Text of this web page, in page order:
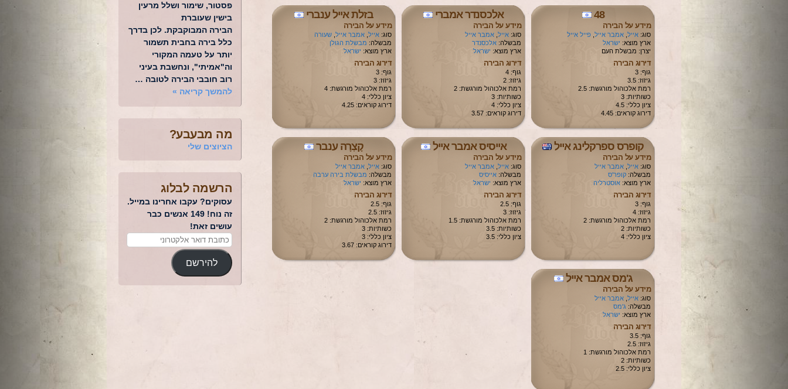
48
מידע על הבירה
סוג: אייל אמבר אייל פייל אייל
ארץ מוצא: ישראל
יצרן: מבשלת העם
דירוג הבירה
גוף: 3
גיזוז: 3.5
רמת אלכוהול מורגשת: 2.5
כשותיות: 3
ציון כללי: 4.5
דירוג קוראים: 4.45
אלכסנדר אמברי
מידע על הבירה
סוג: אייל אמבר אייל
מבשלה: אלכסנדר
ארץ מוצא: ישראל
דירוג הבירה
גוף: 4
גיזוז: 2
רמת אלכוהול מורגשת: 2
כשותיות: 3
ציון כללי: 4
דירוג קוראים: 3.57
בזלת אייל ענברי
מידע על הבירה
סוג: אייל אמבר אייל שעורה
מבשלה: מבשלת הגולן
ארץ מוצא: ישראל
דירוג הבירה
גוף: 3
גיזוז: 3
רמת אלכוהול מורגשת: 4
ציון כללי: 4
דירוג קוראים: 4.25
קופרס ספרקלינג אייל
מידע על הבירה
סוג: אייל אמבר אייל
מבשלה: קופר'ס
ארץ מוצא: אוסטרליה
דירוג הבירה
גוף: 3
גיזוז: 4
רמת אלכוהול מורגשת: 2
כשותיות: 2
ציון כללי: 4
אייסיס אמבר אייל
מידע על הבירה
סוג: אייל אמבר אייל
מבשלה: אייסיס
ארץ מוצא: ישראל
דירוג הבירה
גוף: 2.5
גיזוז: 3
רמת אלכוהול מורגשת: 1.5
כשותיות: 3.5
ציון כללי: 3.5
קָצְרָה ענבר
מידע על הבירה
סוג: אייל אמבר אייל
מבשלה: מבשלת בירה ערבה
ארץ מוצא: ישראל
דירוג הבירה
גוף: 2.5
גיזוז: 2.5
רמת אלכוהול מורגשת: 2
כשותיות: 3
ציון כללי: 3
דירוג קוראים: 3.67
ג'מס אמבר אייל
מידע על הבירה
סוג: אייל אמבר אייל
מבשלה: ג'מס
ארץ מוצא: ישראל
דירוג הבירה
גוף: 3.5
גיזוז: 2.5
רמת אלכוהול מורגשת: 1
כשותיות: 2
ציון כללי: 2.5
פסטור, שימור ושלל מרעין
בישין שעוברת
הבירה המבוקבקת. לכן בדרך
כלל בירה בחבית תשמור
יותר על טעמה המקורי
וה"אמיתי", ונחשבת בעיני
רוב חובבי הבירה לטובה …
להמשך קריאה »
מה מבעבע?
הציוצים שלי
הרשמה לבלוג
עסוקים? עקבו אחרינו במייל.
זה נוח! 149 אנשים כבר
עושים זאת!
להירשם